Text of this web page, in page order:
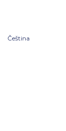
Čeština